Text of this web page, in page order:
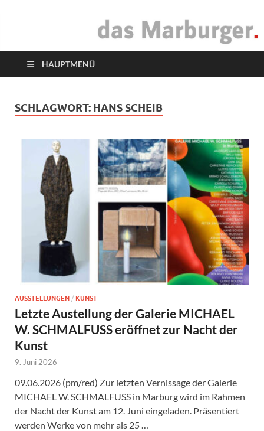
das Marburger.
HAUPTMENÜ
SCHLAGWORT: HANS SCHEIB
AUSSTELLUNGEN / KUNST
Letzte Austellung der Galerie MICHAEL
W. SCHMALFUSS eröffnet zur Nacht der
Kunst
9. Juni 2026
09.06.2026 (pm/red) Zur letzten Vernissage der Galerie
MICHAEL W. SCHMALFUSS in Marburg wird im Rahmen
der Nacht der Kunst am 12. Juni eingeladen. Präsentiert
werden Werke von mehr als 25 …